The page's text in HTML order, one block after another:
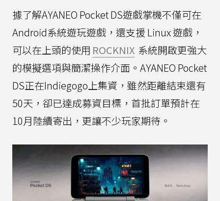
據了解AYANEO Pocket DS遊戲掌機不僅可在
Android系統遊玩遊戲，還支援 Linux 遊戲，
可以在上頭的使用 ROCKNIX 系統開啟更強大
的模擬選項與簡潔操作介面。AYANEO Pocket
DS正在Indiegogo上集資，雖然距離結束還有
50天，卻已達成募資目標，首批訂單預計在
10月陸續寄出，更讓不少玩家期待。